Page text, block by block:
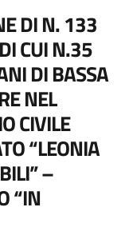
N. 133
DI N. 133
CUI N.35
DI BASSA
NEL
CIVILE
“LEONIA
–
“IN